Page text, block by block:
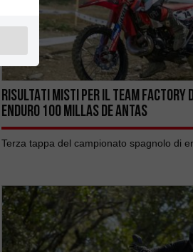
RISULTATI MISTI PER IL TEAM FACTORY
ENDURO 100 MILLAS DE ANTAS
Terza tappa del campionato spagnolo di